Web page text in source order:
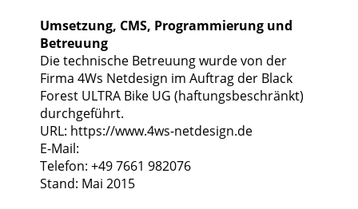
Umsetzung, CMS, Programmierung und
Betreuung
Die technische Betreuung wurde von der
Firma 4Ws Netdesign im Auftrag der Black
Forest ULTRA Bike UG (haftungsbeschränkt)
durchgeführt.
URL: https://www.4ws-netdesign.de
E-Mail:
Telefon: +49 7661 982076
Stand: Mai 2015